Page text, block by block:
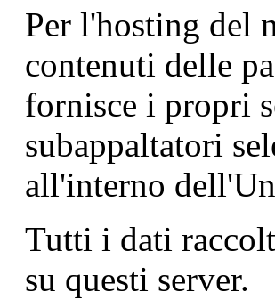
Per l'hosting del
contenuti delle
fornisce i propri
subappaltatori
all'interno
Tutti i dati
su questi server.